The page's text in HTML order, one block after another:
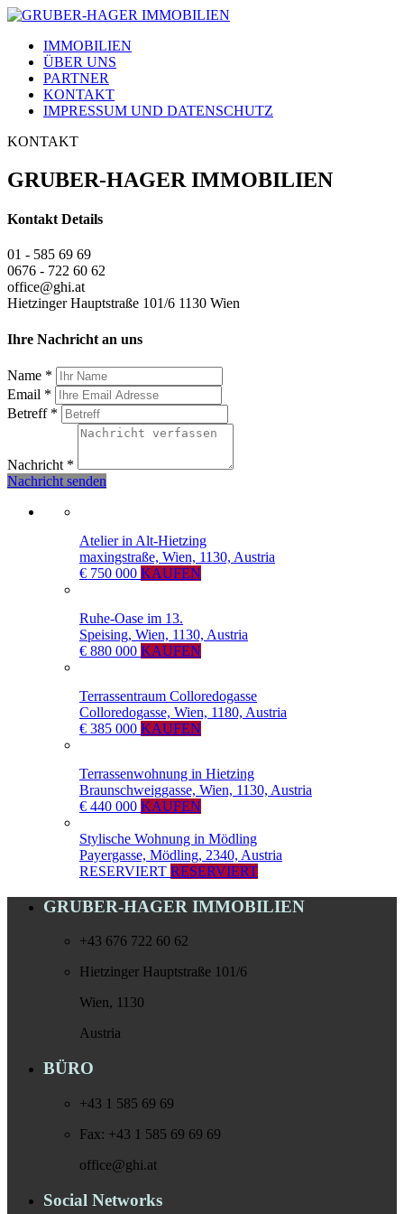
IMMOBILIEN
ÜBER UNS
PARTNER
KONTAKT
IMPRESSUM UND DATENSCHUTZ
KONTAKT
GRUBER-HAGER IMMOBILIEN
Kontakt Details
01 - 585 69 69
0676 - 722 60 62
office@ghi.at
Hietzinger Hauptstraße 101/6 1130 Wien
Ihre Nachricht an uns
Name *
Email *
Betreff *
Nachricht *
Nachricht senden
Atelier in Alt-Hietzing
maxingstraße, Wien, 1130, Austria
€ 750 000 KAUFEN
Ruhe-Oase im 13.
Speising, Wien, 1130, Austria
€ 880 000 KAUFEN
Terrassentraum Colloredogasse
Colloredogasse, Wien, 1180, Austria
€ 385 000 KAUFEN
Terrassenwohnung in Hietzing
Braunschweiggasse, Wien, 1130, Austria
€ 440 000 KAUFEN
Stylische Wohnung in Mödling
Payergasse, Mödling, 2340, Austria
RESERVIERT RESERVIERT
GRUBER-HAGER IMMOBILIEN
+43 676 722 60 62
Hietzinger Hauptstraße 101/6
Wien, 1130
Austria
BÜRO
+43 1 585 69 69
Fax: +43 1 585 69 69 69
office@ghi.at
Social Networks